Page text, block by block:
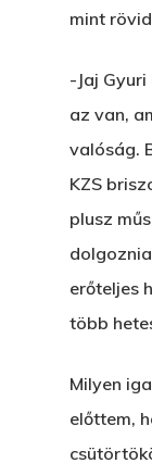
mint
-Jaj
az van,
valóság.
KZS
plusz
erőteljes
több
Milyen
előttem,